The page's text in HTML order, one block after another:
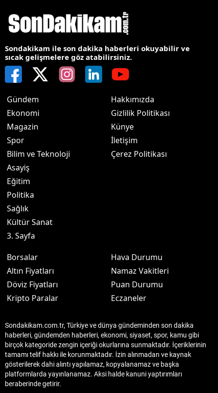
Sondakikam ile son dakika haberleri okuyabilir ve
sıcak gelişmelere göz atabilirsiniz.
Gündem
Ekonomi
Magazin
Spor
Bilim ve Teknoloji
Asayiş
Eğitim
Politika
Sağlık
Kültür Sanat
3. Sayfa
Hakkımızda
Gizlilik Politikası
Künye
İletişim
Çerez Politikası
Borsalar
Altın Fiyatları
Döviz Fiyatları
Kripto Paralar
Hava Durumu
Namaz Vakitleri
Puan Durumu
Eczaneler
Sondakikam.com.tr, Türkiye ve dünya gündeminden son dakika
haberleri, gündemden haberleri, ekonomi, siyaset, spor, kamu gibi
birçok kategoride zengin içeriği okurlarına sunmaktadır. İçeriklerinin
tamamı telif hakkı ile korunmaktadır. İzin alınmadan ve kaynak
gösterilerek dahi alıntı yapılamaz, kopyalanamaz ve başka
platformlarda yayınlanamaz. Aksi halde kanuni yaptırımları
beraberinde getirir.